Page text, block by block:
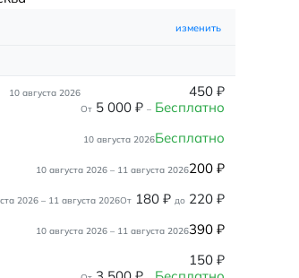
изменить
10 августа 2026 450 ₽
От 5 000 ₽ – Бесплатно
10 августа 2026Бесплатно
10 августа 2026 – 11 августа 2026200 ₽
2026 – 11 августа 2026От 180 ₽ до 220 ₽
10 августа 2026 – 11 августа 2026390 ₽
150 ₽